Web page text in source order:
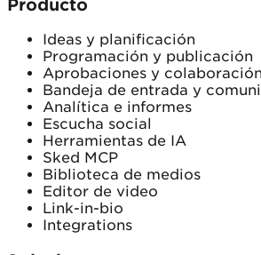
Producto
Ideas y planificación
Programación y publicación
Aprobaciones y colaboración
Bandeja de entrada y
Analítica e informes
Escucha social
Herramientas de IA
Sked MCP
Biblioteca de medios
Editor de video
Link-in-bio
Integrations